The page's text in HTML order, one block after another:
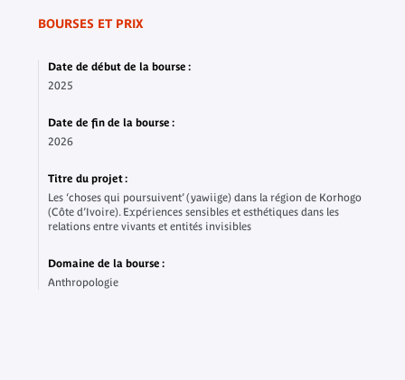
BOURSES ET PRIX
Date de début de la bourse :
2025
Date de fin de la bourse :
2026
Titre du projet :
Les ‘choses qui poursuivent’ (yawiige) dans la région de Korhogo
(Côte d’Ivoire). Expériences sensibles et esthétiques dans les
relations entre vivants et entités invisibles
Domaine de la bourse :
Anthropologie